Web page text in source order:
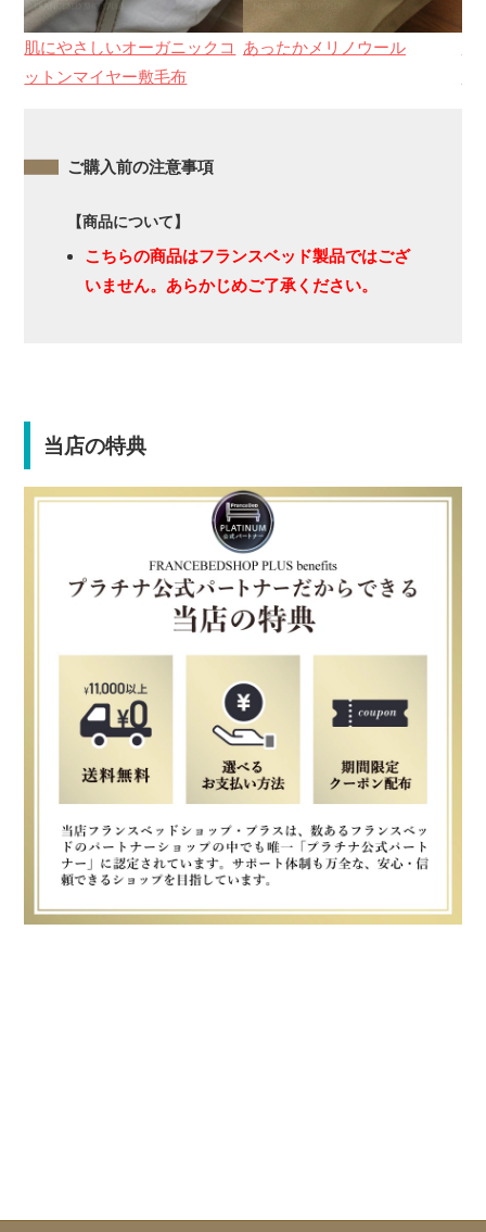
肌にやさしいオーガニックコ
ットンマイヤー敷毛布
あったかメリノウール
ご購入前の注意事項
【商品について】
こちらの商品はフランスベッド製品ではござ
いません。あらかじめご了承ください。
当店の特典